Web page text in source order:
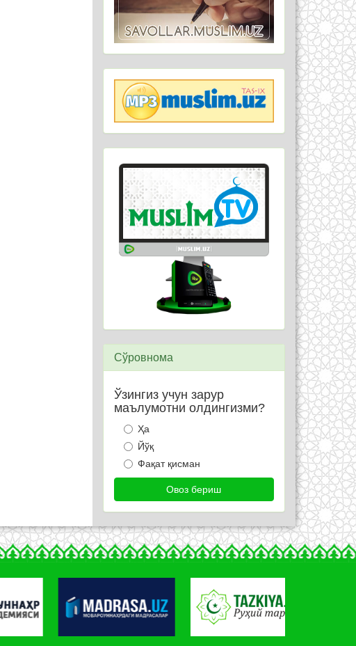
Сўровнома
Ўзингиз учун зарур
маълумотни олдингизми?
Ҳа
Йўқ
Фақат қисман